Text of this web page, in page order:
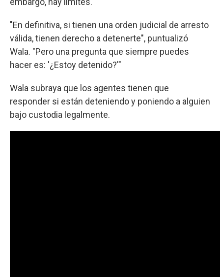
"En definitiva, si tienen una orden judicial de arresto
válida, tienen derecho a detenerte", puntualizó
Wala. "Pero una pregunta que siempre puedes
hacer es: '¿Estoy detenido?'"
Wala subraya que los agentes tienen que
responder si están deteniendo y poniendo a alguien
bajo custodia legalmente.